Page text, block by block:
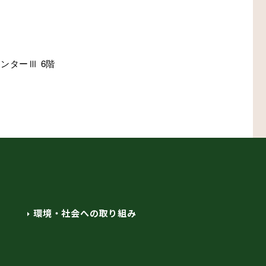
ンターⅢ 6階
環境・社会への取り組み